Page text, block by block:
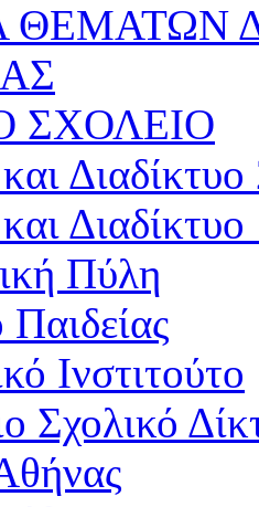
ΘΕΜΑΤΩΝ
ΣΧΟΛΕΙΟ
Διαδίκτυο
Διαδίκτυο
Πύλη
Ινστιτούτο
Σχολικό